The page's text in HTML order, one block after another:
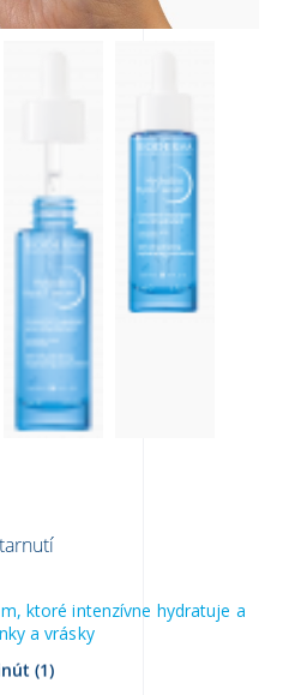
ktoré intenzívne hydratuje a
a vrásky
(1)